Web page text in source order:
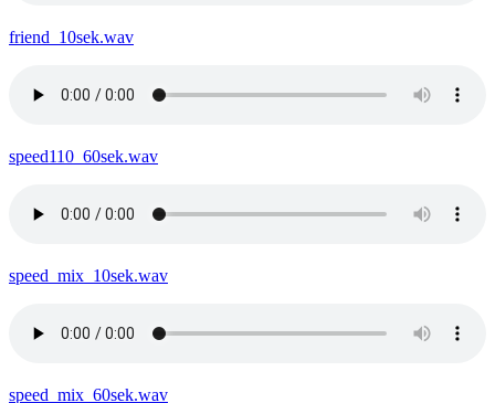
friend_10sek.wav
speed110_60sek.wav
speed_mix_10sek.wav
speed_mix_60sek.wav